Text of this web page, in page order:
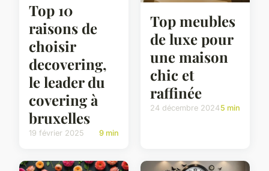
Top 10
raisons de
choisir
decovering,
le leader du
covering à
bruxelles
19 février 2025 9 min
Top meubles
de luxe pour
une maison
chic et
raffinée
24 décembre 20245 min